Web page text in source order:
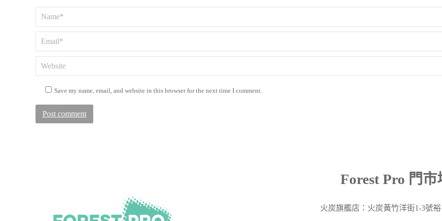
Save my name, email, and website in this browser for the next time I comment.
Post comment
Forest Pro 門市
火炭旗艦店：火炭黃竹洋街1-3號